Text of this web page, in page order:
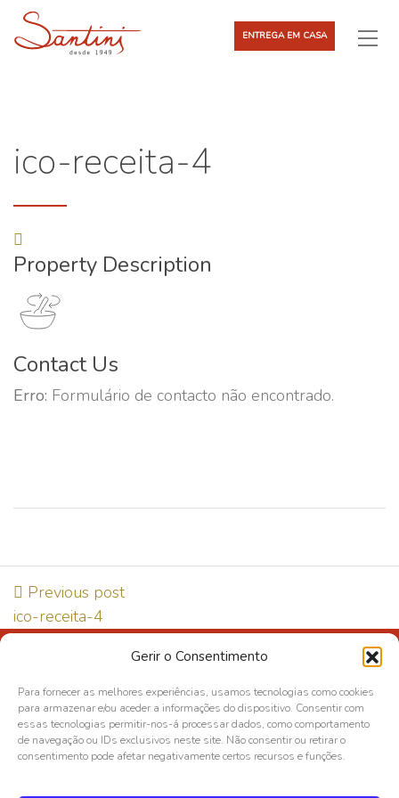
Gerir o Consentimento
Para fornecer as melhores experiências, usamos tecnologias como cookies
para armazenar e/ou aceder a informações do dispositivo. Consentir com
essas tecnologias permitir-nos-á processar dados, como comportamento
de navegação ou IDs exclusivos neste site. Não consentir ou retirar o
consentimento pode afetar negativamente certos recursos e funções.
ENTREGA EM CASA
ico-receita-4
Property Description
Contact Us
Erro: Formulário de contacto não encontrado.
Previous post
ico-receita-4
Política de Privacidade
Política de cookies
Livro de Reclamações